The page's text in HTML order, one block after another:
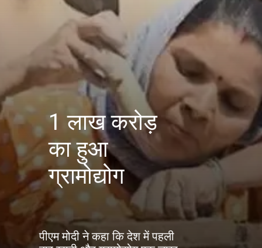
1 लाख करोड़
का हुआ
ग्रामोद्योग
पीएम मोदी ने कहा कि देश में पहली